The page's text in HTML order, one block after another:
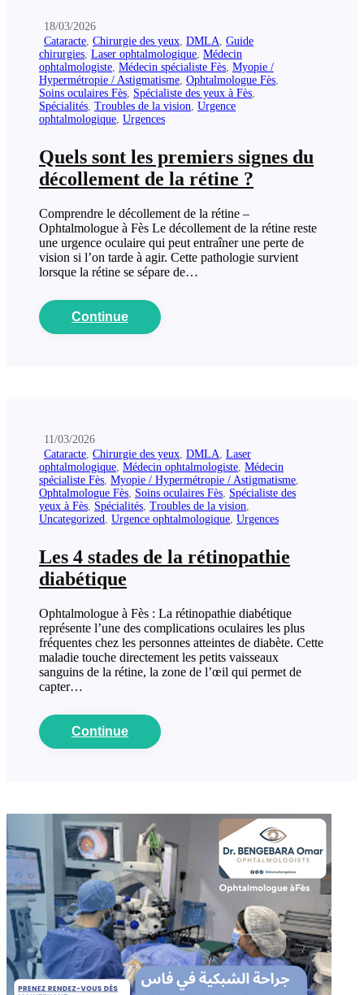
18/03/2026
Cataracte, Chirurgie des yeux, DMLA, Guide
chirurgies, Laser ophtalmologique, Médecin
ophtalmologiste, Médecin spécialiste Fès, Myopie /
Hypermétropie / Astigmatisme, Ophtalmologue Fès,
Soins oculaires Fès, Spécialiste des yeux à Fès,
Spécialités, Troubles de la vision, Urgence
ophtalmologique, Urgences
Quels sont les premiers signes du
décollement de la rétine ?
Comprendre le décollement de la rétine –
Ophtalmologue à Fès Le décollement de la rétine reste
une urgence oculaire qui peut entraîner une perte de
vision si l’on tarde à agir. Cette pathologie survient
lorsque la rétine se sépare de…
Continue
11/03/2026
Cataracte, Chirurgie des yeux, DMLA, Laser
ophtalmologique, Médecin ophtalmologiste, Médecin
spécialiste Fès, Myopie / Hypermétropie / Astigmatisme,
Ophtalmologue Fès, Soins oculaires Fès, Spécialiste des
yeux à Fès, Spécialités, Troubles de la vision,
Uncategorized, Urgence ophtalmologique, Urgences
Les 4 stades de la rétinopathie
diabétique
Ophtalmologue à Fès : La rétinopathie diabétique
représente l’une des complications oculaires les plus
fréquentes chez les personnes atteintes de diabète. Cette
maladie touche directement les petits vaisseaux
sanguins de la rétine, la zone de l’œil qui permet de
capter…
Continue